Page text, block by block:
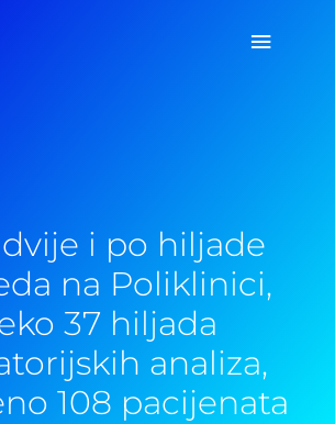
Glavni
i po hiljade
na Poliklinici,
37 hiljada
analiza,
108 pacijenata